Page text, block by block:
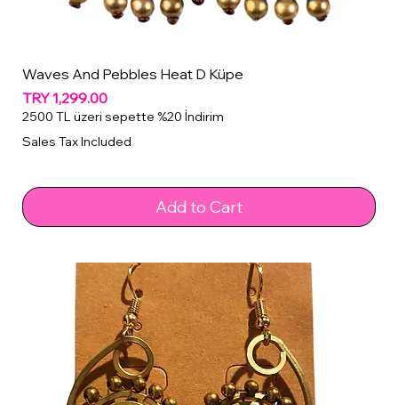
Waves And Pebbles Heat D Küpe
Price
TRY 1,299.00
2500 TL üzeri sepette %20 İndirim
Sales Tax Included
Add to Cart